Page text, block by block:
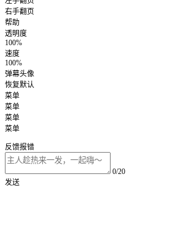
右手翻页
帮助
透明度
100%
速度
100%
弹幕头像
恢复默认
菜单
菜单
菜单
菜单
反馈报错
0/20
发送